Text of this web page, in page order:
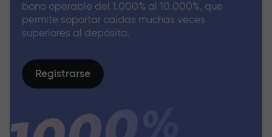
bono operable del 1.000% al 10.000%, que
permite soportar caídas muchas veces
superiores al depósito.
Registrarse